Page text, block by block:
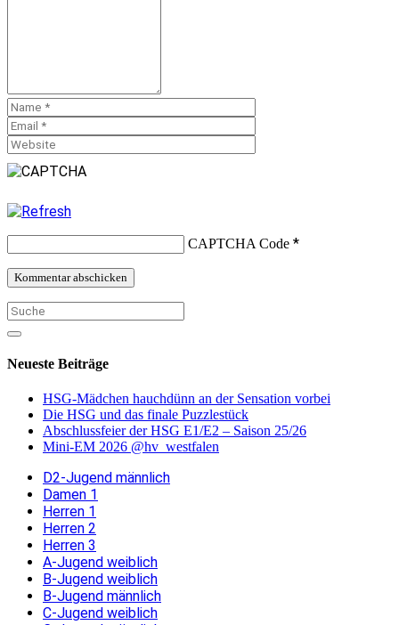
CAPTCHA Code *
Neueste Beiträge
HSG-Mädchen hauchdünn an der Sensation vorbei
Die HSG und das finale Puzzlestück
Abschlussfeier der HSG E1/E2 – Saison 25/26
Mini-EM 2026 @hv_westfalen
D2-Jugend männlich
Damen 1
Herren 1
Herren 2
Herren 3
A-Jugend weiblich
B-Jugend weiblich
B-Jugend männlich
C-Jugend weiblich